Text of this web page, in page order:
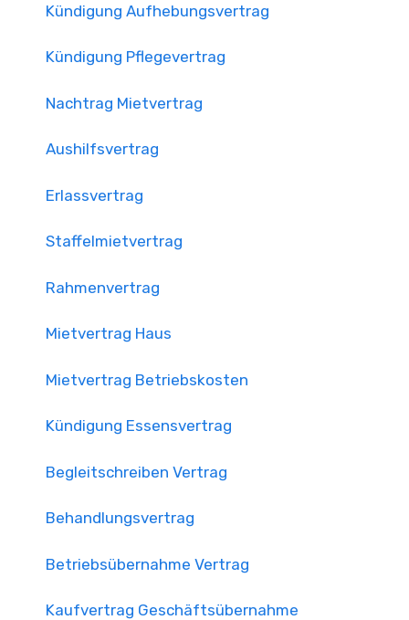
Kündigung Aufhebungsvertrag
Kündigung Pflegevertrag
Nachtrag Mietvertrag
Aushilfsvertrag
Erlassvertrag
Staffelmietvertrag
Rahmenvertrag
Mietvertrag Haus
Mietvertrag Betriebskosten
Kündigung Essensvertrag
Begleitschreiben Vertrag
Behandlungsvertrag
Betriebsübernahme Vertrag
Kaufvertrag Geschäftsübernahme